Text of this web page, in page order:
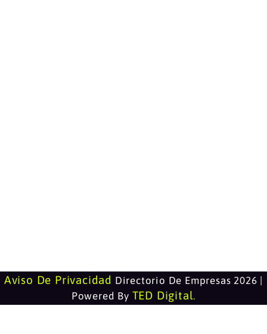
Aviso De Privacidad Directorio De Empresas 2026 |
Powered By TED Digital.